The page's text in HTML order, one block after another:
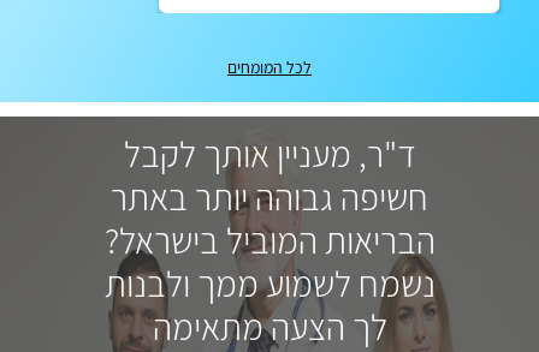
לכל המומחים
ד"ר, מעניין אותך לקבל
חשיפה גבוהה יותר באתר
הבריאות המוביל בישראל?
נשמח לשמוע ממך ולבנות
לך הצעה מתאימה